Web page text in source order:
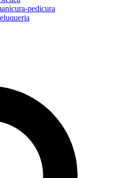
pedicura